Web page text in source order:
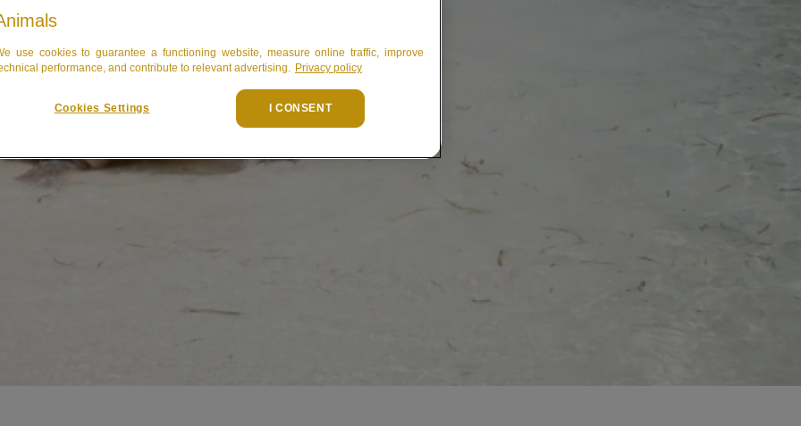
use cookies to guarantee a functioning website, measure online traffic, improve
performance, and contribute to relevant advertising. Privacy policy
Cookies Settings I CONSENT